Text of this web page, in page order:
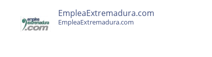
EmpleaExtremadura.com
EmpleaExtremadura.com